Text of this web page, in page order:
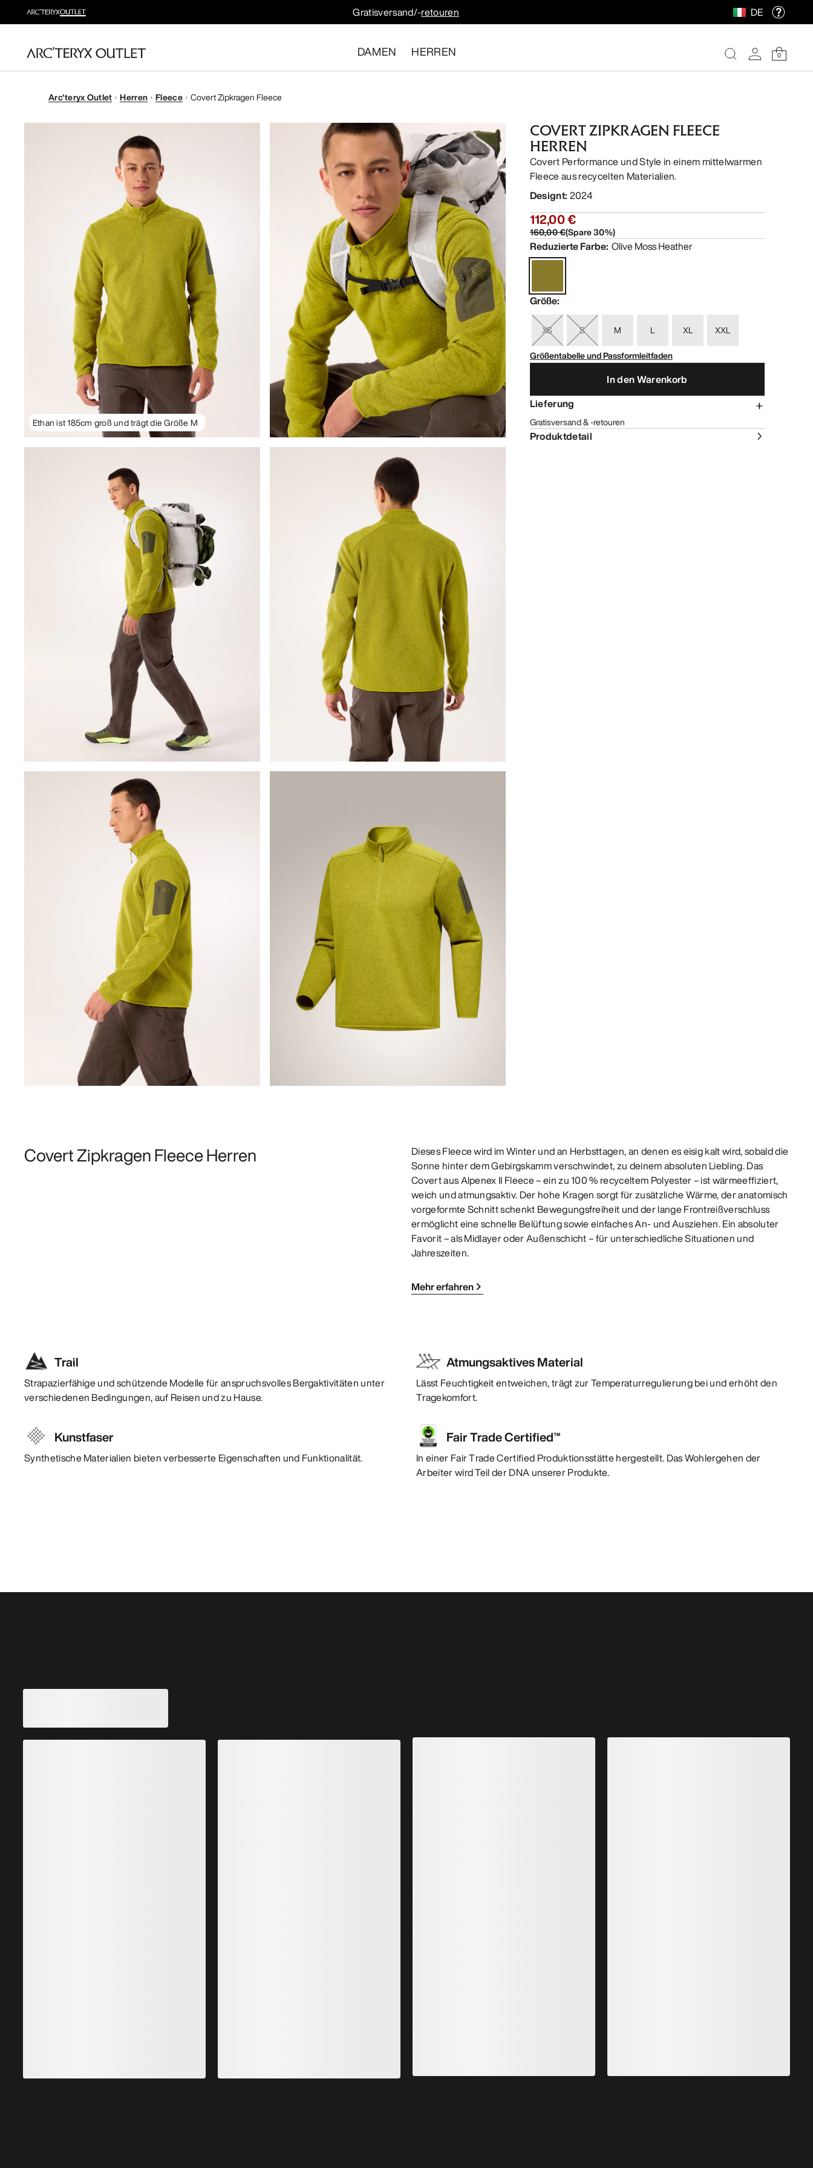
Gratisversand/-retouren DE
DAMEN HERREN 0
Arc'teryx Outlet Herren Fleece Covert Zipkragen Fleece
Ethan ist 185cm groß und trägt die Größe M
COVERT ZIPKRAGEN FLEECE
HERREN
Covert Performance und Style in einem mittelwarmen
Fleece aus recycelten Materialien.
Designt: 2024
112,00 €
160,00 €(Spare30%)
Reduzierte Farbe: Olive Moss Heather
Größe:
XS S M L XL
XXL
Größentabelle und Passformleitfaden
In den Warenkorb
Lieferung
Gratisversand & -retouren
Produktdetail
Covert Zipkragen Fleece Herren
Dieses Fleece wird im Winter und an Herbsttagen, an denen es eisig kalt wird, sobald die
Sonne hinter dem Gebirgskamm verschwindet, zu deinem absoluten Liebling. Das
Covert aus Alpenex II Fleece – ein zu 100 % recyceltem Polyester – ist wärmeeffiziert,
weich und atmungsaktiv. Der hohe Kragen sorgt für zusätzliche Wärme, der anatomisch
vorgeformte Schnitt schenkt Bewegungsfreiheit und der lange Frontreißverschluss
ermöglicht eine schnelle Belüftung sowie einfaches An- und Ausziehen. Ein absoluter
Favorit – als Midlayer oder Außenschicht – für unterschiedliche Situationen und
Jahreszeiten.
Mehr erfahren
Trail
Strapazierfähige und schützende Modelle für anspruchsvolles Bergaktivitäten unter
verschiedenen Bedingungen, auf Reisen und zu Hause.
Atmungsaktives Material
Lässt Feuchtigkeit entweichen, trägt zur Temperaturregulierung bei und erhöht den
Tragekomfort.
Kunstfaser
Synthetische Materialien bieten verbesserte Eigenschaften und Funktionalität.
Fair Trade Certified™
In einer Fair Trade Certified Produktionsstätte hergestellt. Das Wohlergehen der
Arbeiter wird Teil der DNA unserer Produkte.